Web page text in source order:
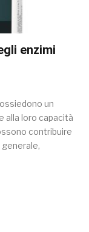
enzimi
un
alla loro capacità
contribuire